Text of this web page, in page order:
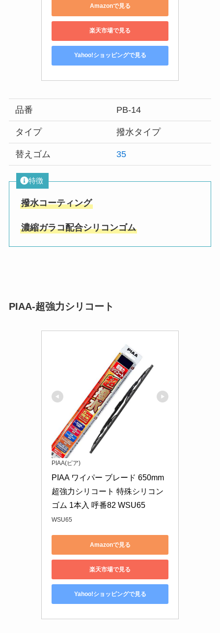
Amazonで見る
楽天市場で見る
Yahoo!ショッピングで見る
品番 PB-14
タイプ 撥水タイプ
替えゴム 35
特徴
撥水コーティング
濃縮ガラコ配合シリコンゴム
PIAA-超強力シリコート
PIAA(ピア)
PIAA ワイパー ブレード 650mm
超強力シリコート 特殊シリコン
ゴム 1本入 呼番82 WSU65
WSU65
Amazonで見る
楽天市場で見る
Yahoo!ショッピングで見る